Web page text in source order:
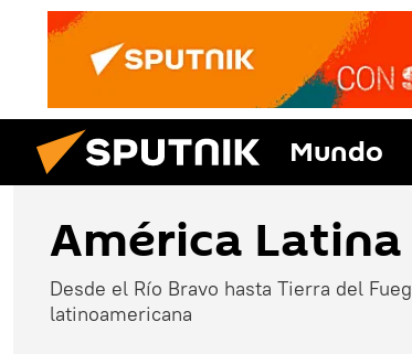
Mundo
América Latina
Desde el Río Bravo hasta Tierra del
latinoamericana